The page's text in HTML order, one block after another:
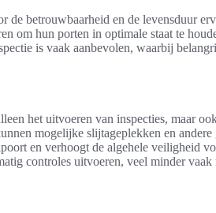
de betrouwbaarheid en de levensduur
om hun porten in optimale staat te
is vaak aanbevolen, waarbij
het uitvoeren van inspecties, maar
mogelijke slijtageplekken en
en verhoogt de algehele veiligheid
controles uitvoeren, veel minder